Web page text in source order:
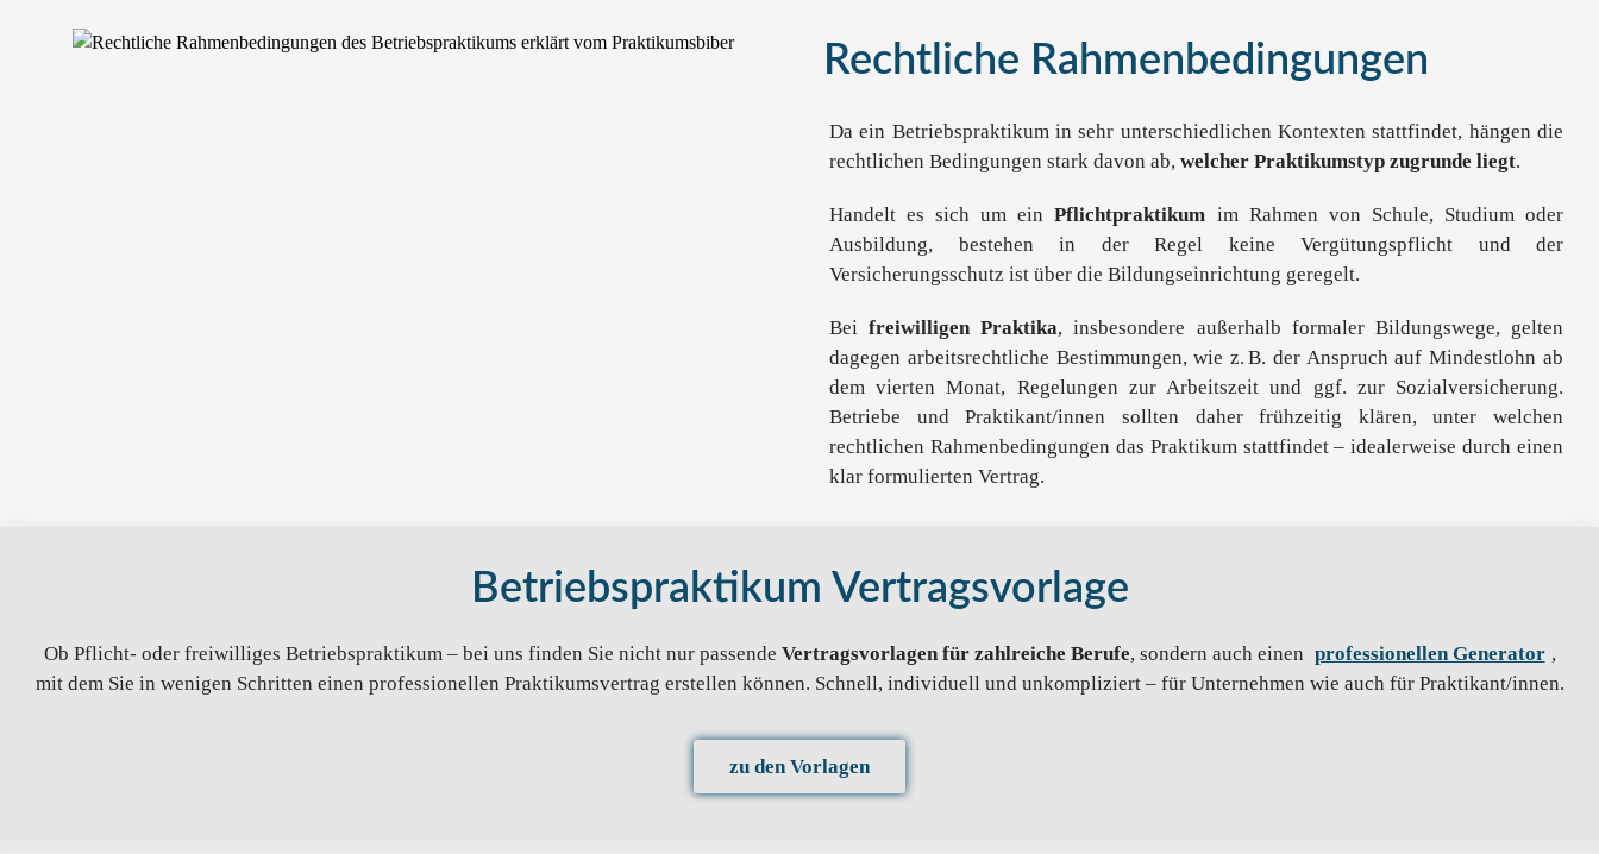
Rechtliche Rahmenbedingungen
Da ein Betriebspraktikum in sehr unterschiedlichen Kontexten stattfindet, hängen die
rechtlichen Bedingungen stark davon ab, welcher Praktikumstyp zugrunde liegt.
Handelt es sich um einPflichtpraktikum im Rahmen von Schule, Studium oder
Ausbildung, bestehen in der Regel keine Vergütungspflicht und der
Versicherungsschutz ist über die Bildungseinrichtung geregelt.
Beifreiwilligen Praktika, insbesondere außerhalb formaler Bildungswege, gelten
dagegen arbeitsrechtliche Bestimmungen, wie z. B. der Anspruch auf Mindestlohn ab
dem vierten Monat, Regelungen zur Arbeitszeit und ggf. zur Sozialversicherung.
Betriebe und Praktikant/innen sollten daher frühzeitig klären, unter welchen
rechtlichen Rahmenbedingungen das Praktikum stattfindet – idealerweise durch einen
klar formulierten Vertrag.
Betriebspraktikum Vertragsvorlage
Ob Pflicht- oder freiwilliges Betriebspraktikum – bei uns finden Sie nicht nur passende Vertragsvorlagen für zahlreiche Berufe, sondern auch einen professionellen Generator ,
mit dem Sie in wenigen Schritten einen professionellen Praktikumsvertrag erstellen können. Schnell, individuell und unkompliziert – für Unternehmen wie auch für Praktikant/innen.
zu den Vorlagen